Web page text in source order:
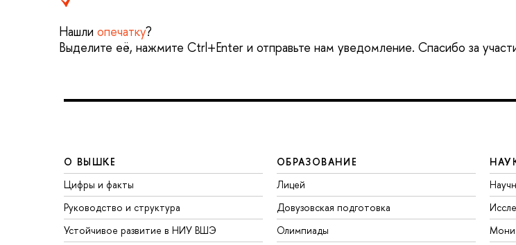
Нашли опечатку?
Выделите её, нажмите Ctrl+Enter и отправьте нам уведомление. Спасибо за
О ВЫШКЕ
Цифры и факты
Руководство и структура
Устойчивое развитие в НИУ ВШЭ
ОБРАЗОВАНИЕ
Лицей
Довузовская подготовка
Олимпиады